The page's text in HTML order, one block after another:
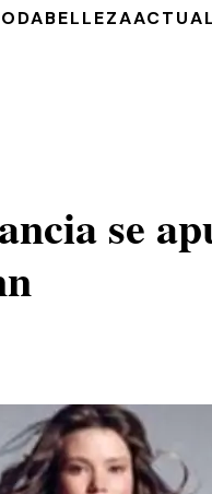
BELLEZA
se